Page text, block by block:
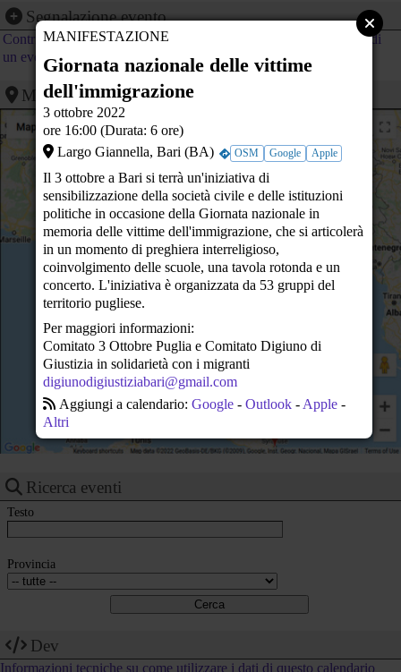
16
18
19
20
21
22
23
Segnalazione evento
Contribuisci al calendario di PeaceLink inviando la segnalazione di
un evento
Mappa
Ricerca eventi
Testo
Provincia
Dev
Informazioni tecniche su come utilizzare i dati di questo calendario
MANIFESTAZIONE
Giornata nazionale delle vittime
dell'immigrazione
3 ottobre 2022
ore 16:00 (Durata: 6 ore)
Largo Giannella, Bari (BA)
OSM Google Apple
Il 3 ottobre a Bari si terrà un'iniziativa di
sensibilizzazione della società civile e delle istituzioni
politiche in occasione della Giornata nazionale in
memoria delle vittime dell'immigrazione, che si articolerà
in un momento di preghiera interreligioso,
coinvolgimento delle scuole, una tavola rotonda e un
concerto. L'iniziativa è organizzata da 53 gruppi del
territorio pugliese.
Per maggiori informazioni:
Comitato 3 Ottobre Puglia e Comitato Digiuno di
Giustizia in solidarietà con i migranti
digiunodigiustiziabari@gmail.com
Aggiungi a calendario: Google- Outlook- Apple-
Altri